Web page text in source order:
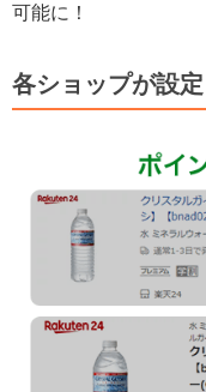
可能に！
各ショップが設